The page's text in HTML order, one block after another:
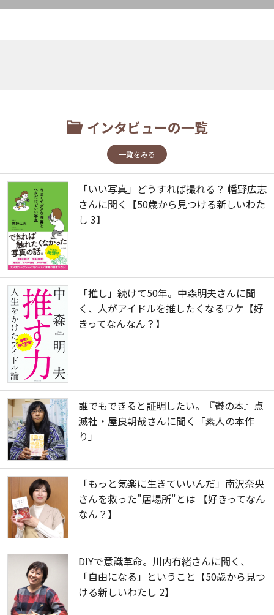
インタビューの一覧
一覧をみる
「いい写真」どうすれば撮れる？ 幡野広志
さんに聞く【50歳から見つける新しいわた
し 3】
「推し」続けて50年。中森明夫さんに聞
く、人がアイドルを推したくなるワケ【好
きってなんなん？】
誰でもできると証明したい。『鬱の本』点
滅社・屋良朝哉さんに聞く「素人の本作
り」
「もっと気楽に生きていいんだ」南沢奈央
さんを救った"居場所"とは 【好きってなん
なん？】
DIYで意識革命。川内有緒さんに聞く、
「自由になる」ということ【50歳から見つ
ける新しいわたし 2】